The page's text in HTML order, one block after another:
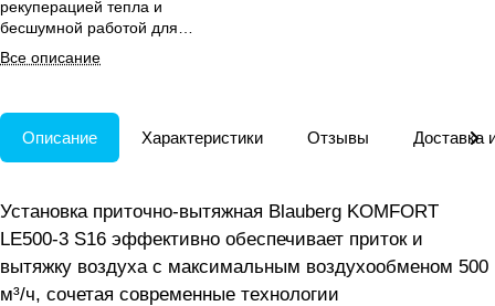
рекуперацией тепла и
бесшумной работой для
создания комфортного
микроклимата в жилых и
Все описание
Описание Характеристики Отзывы Доставка
Установка приточно-вытяжная Blauberg KOMFORT
LE500-3 S16 эффективно обеспечивает приток и
вытяжку воздуха с максимальным воздухообменом 500
м³/ч, сочетая современные технологии